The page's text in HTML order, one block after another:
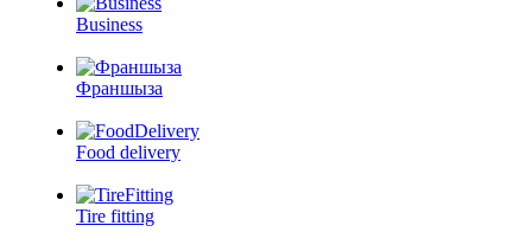
Business
Франшыза
Food delivery
Tire fitting